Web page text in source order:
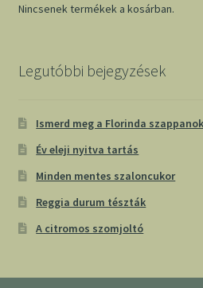
Nincsenek termékek a kosárban.
Legutóbbi bejegyzések
Ismerd meg a Florinda
Év eleji nyitva tartás
Minden mentes szaloncukor
Reggia durum tészták
A citromos szomjoltó